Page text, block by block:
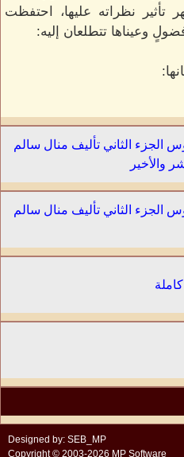
تأثير نظراته عليها، احتفظت
وعيناها تتطلعان إليه:
الجزء الثاني تأليف منال سالم
والأخير
الجزء الثاني تأليف منال سالم
Designed by: SEB_MP
Copyright © 2003-2026 MP Software